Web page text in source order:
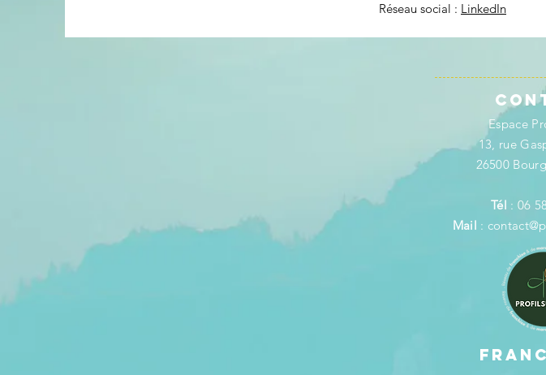
Réseau social : LinkedIn
Espace
13, rue
26500
Tél : 06
Mail :